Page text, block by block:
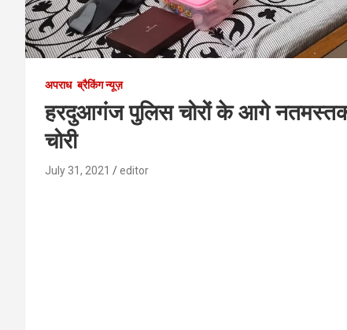
अपराध ब्रैकिंग न्यूज़
हरदुआगंज पुलिस चोरों के आगे नतमस्तक
चोरी
July 31, 2021 editor